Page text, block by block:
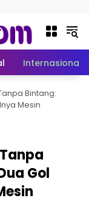
Internasional
Bintang:
Mesin
Gol